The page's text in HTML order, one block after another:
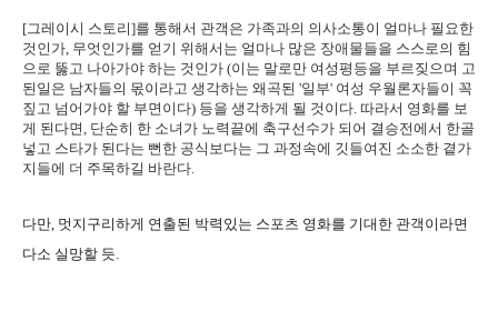
[그레이시 스토리]를 통해서 관객은 가족과의 의사소통이 얼마나 필요한
것인가, 무엇인가를 얻기 위해서는 얼마나 많은 장애물들을 스스로의 힘
으로 뚫고 나아가야 하는 것인가 (이는 말로만 여성평등을 부르짖으며 고
된일은 남자들의 몫이라고 생각하는 왜곡된 '일부' 여성 우월론자들이 꼭
짚고 넘어가야 할 부면이다) 등을 생각하게 될 것이다. 따라서 영화를 보
게 된다면, 단순히 한 소녀가 노력끝에 축구선수가 되어 결승전에서 한골
넣고 스타가 된다는 뻔한 공식보다는 그 과정속에 깃들여진 소소한 곁가
지들에 더 주목하길 바란다.
다만, 멋지구리하게 연출된 박력있는 스포츠 영화를 기대한 관객이라면
다소 실망할 듯.